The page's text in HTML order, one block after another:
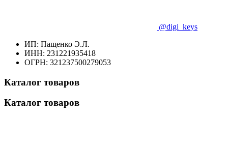
@digi_keys
ИП: Пащенко Э.Л.
ИНН: 231221935418
ОГРН: 321237500279053
Каталог товаров
Каталог товаров